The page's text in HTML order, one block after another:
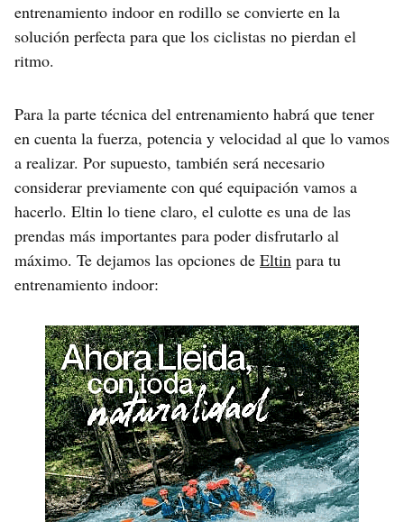
entrenamiento indoor en rodillo se convierte en la
solución perfecta para que los ciclistas no pierdan el
ritmo.
Para la parte técnica del entrenamiento habrá que tener
en cuenta la fuerza, potencia y velocidad al que lo vamos
a realizar. Por supuesto, también será necesario
considerar previamente con qué equipación vamos a
hacerlo. Eltin lo tiene claro, el culotte es una de las
prendas más importantes para poder disfrutarlo al
máximo. Te dejamos las opciones de Eltin para tu
entrenamiento indoor: